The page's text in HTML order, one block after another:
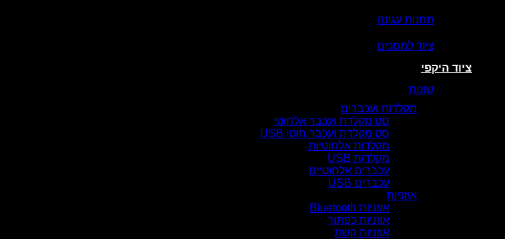
תחנות עגינה
ציוד למסכים
ציוד היקפי
שונות
מקלדות ועכברים
סט מקלדת ועכבר אלחוטי
סט מקלדת ועכבר חוטי USB
מקלדות אלחוטיות
מקלדות USB
עכברים אלחוטיים
עכברים USB
אוזניות
אוזניות Bluetooth
אוזניות כפתור
אוזניות קשת